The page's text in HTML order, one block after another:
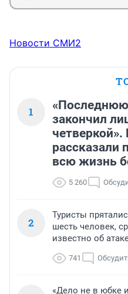
Новости СМИ2
1
закончил
четверкой».
рассказали
всю жизнь
5 260
2
Туристы
шесть человек,
известно об
741
«Дело не в юбке